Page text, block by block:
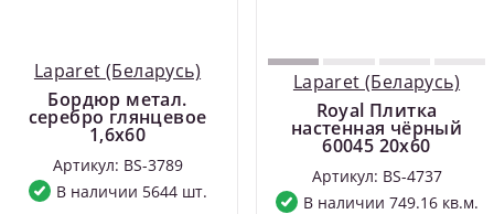
Laparet (Беларусь)
Бордюр метал.
серебро глянцевое
1,6х60
Артикул: BS-3789
В наличии 5644 шт.
Laparet (Беларусь)
Royal Плитка
настенная чёрный
60045 20х60
Артикул: BS-4737
В наличии 749.16 кв.м.